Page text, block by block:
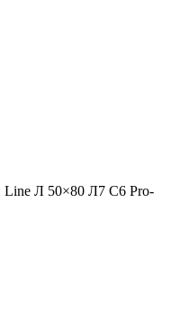
Line Л 50×80 Л7 С6 Pro-